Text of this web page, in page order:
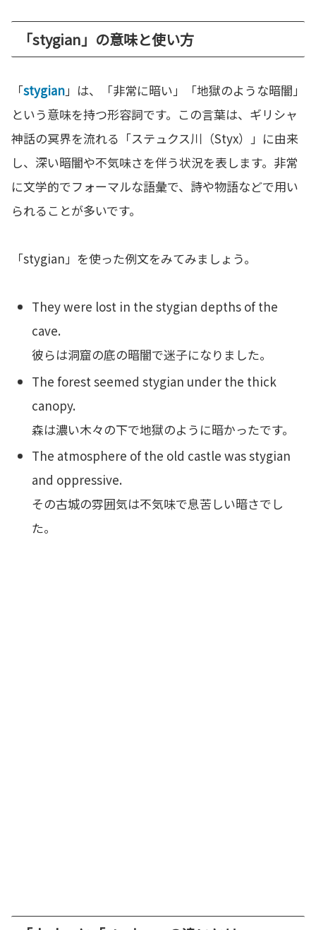
「stygian」の意味と使い方
「stygian」は、「非常に暗い」「地獄のような暗闇」
という意味を持つ形容詞です。この言葉は、ギリシャ
神話の冥界を流れる「ステュクス川（Styx）」に由来
し、深い暗闇や不気味さを伴う状況を表します。非常
に文学的でフォーマルな語彙で、詩や物語などで用い
られることが多いです。
「stygian」を使った例文をみてみましょう。
They were lost in the stygian depths of the
cave.
彼らは洞窟の底の暗闇で迷子になりました。
The forest seemed stygian under the thick
canopy.
森は濃い木々の下で地獄のように暗かったです。
The atmosphere of the old castle was stygian
and oppressive.
その古城の雰囲気は不気味で息苦しい暗さでし
た。